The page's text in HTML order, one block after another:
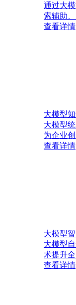
通过大
索辅助
查看详情
大模型
大模型
为企业
查看详情
大模型
大模型
术提升
查看详情